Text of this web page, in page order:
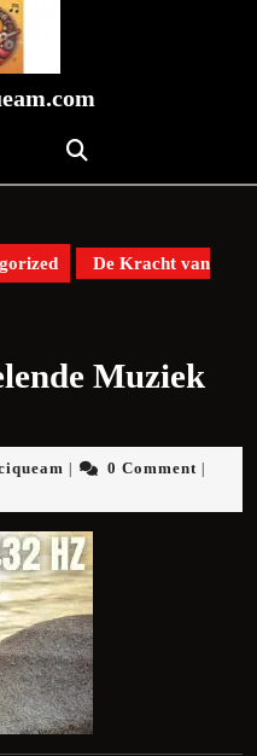
De Kracht van
Muziek
radiocaciqueam
0 Comment